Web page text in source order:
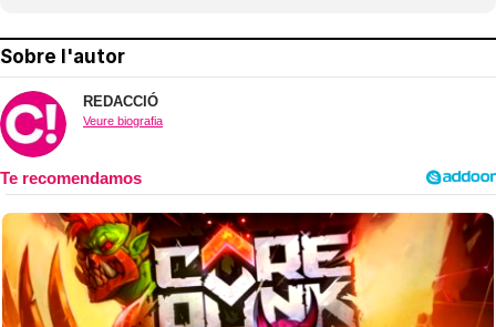
Sobre l'autor
REDACCIÓ
Veure biografia